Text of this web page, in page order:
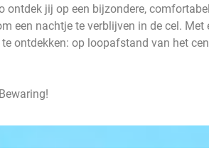
ontdek jij op een bijzondere,
een nachtje te verblijven in de cel. Met
ontdekken: op loopafstand van het